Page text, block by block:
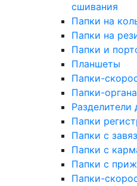
сшивания
Папки на
Папки на
Папки и
Планшеты
Папки-
Папки-
Разделители
Папки
Папки с
Папки с
Папки с
Папки-